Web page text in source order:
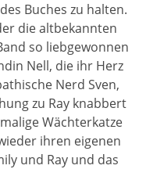
Buches zu halten.
die altbekannten
so liebgewonnen
Nell, die ihr Herz
Nerd Sven,
zu Ray knabbert
Wächterkatze
ihren eigenen
und Ray und das